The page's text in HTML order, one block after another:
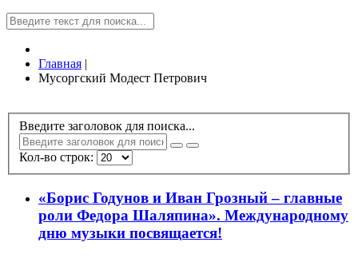
Главная |
Мусоргский Модест Петрович
Введите заголовок для поиска...
Кол-во строк:
«Борис Годунов и Иван Грозный – главные
роли Федора Шаляпина». Международному
дню музыки посвящается!